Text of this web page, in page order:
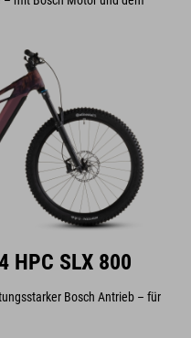
HPC SLX 800
Bosch Antrieb – für